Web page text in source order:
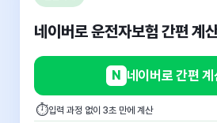
네이버로 운전자보험 간편 계
N 네이버로 간편 계
⏱입력 과정 없이 3초 만에 계산